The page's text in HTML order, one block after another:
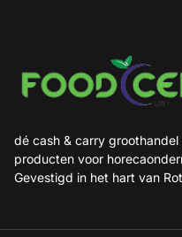
dé cash & carry
producten voor
Gevestigd in het hart van